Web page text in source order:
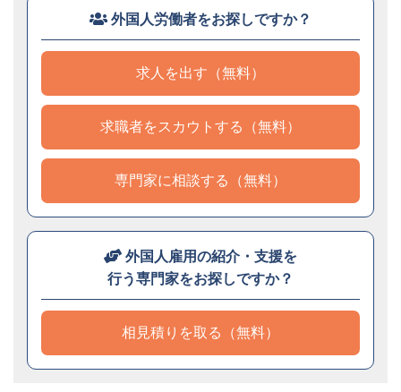
外国人労働者をお探しですか？
求人を出す（無料）
求職者をスカウトする（無料）
専門家に相談する（無料）
外国人雇用の紹介・支援を
行う専門家をお探しですか？
相見積りを取る（無料）